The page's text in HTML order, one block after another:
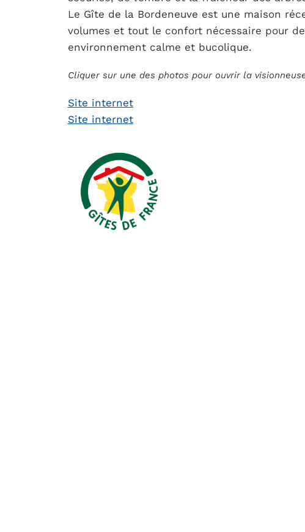
Le Gîte de la Bordeneuve est une maison
volumes et tout le confort nécessaire pour
environnement calme et bucolique.
Cliquer sur une des photos pour ouvrir la
Site internet
Site internet